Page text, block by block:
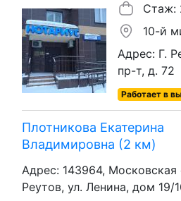
Стаж:
10-й
Адрес: Г.
пр-т, д. 72
Работает в
Плотникова Екатерина
Владимировна (2 км)
Адрес: 143964, Московская
Реутов, ул. Ленина, дом 19/